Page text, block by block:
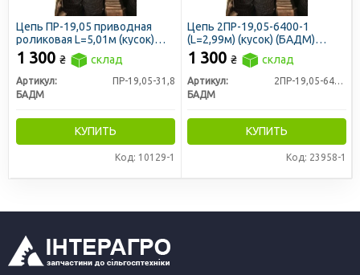
Цепь ПР-19,05 приводная
роликовая L=5,01м (кусок)
(БАДМ)
1 300 ₴ склад
Артикул:
ПР-19,05-31,8
БАДМ
КУПИТЬ
Код: 10129-1
Цепь 2ПР-19,05-6400-1
(L=2,99м) (кусок) (БАДМ)
приводная роликовая
1 300 ₴ склад
Артикул:
2ПР-19,05-6400-1
БАДМ
КУПИТЬ
Код: 23958-1